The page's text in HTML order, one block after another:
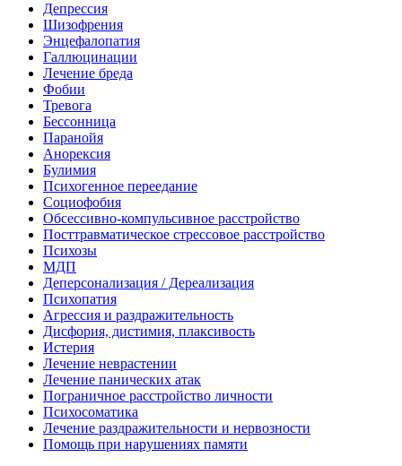
Депрессия
Шизофрения
Энцефалопатия
Галлюцинации
Лечение бреда
Фобии
Тревога
Бессонница
Паранойя
Анорексия
Булимия
Психогенное переедание
Социофобия
Обсессивно-компульсивное расстройство
Посттравматическое стрессовое расстройство
Психозы
МДП
Деперсонализация / Дереализация
Психопатия
Агрессия и раздражительность
Дисфория, дистимия, плаксивость
Истерия
Лечение неврастении
Лечение панических атак
Пограничное расстройство личности
Психосоматика
Лечение раздражительности и нервозности
Помощь при нарушениях памяти